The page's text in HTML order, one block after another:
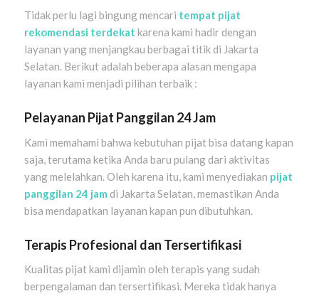
Tidak perlu lagi bingung mencari tempat pijat
rekomendasi terdekat karena kami hadir dengan
layanan yang menjangkau berbagai titik di Jakarta
Selatan. Berikut adalah beberapa alasan mengapa
layanan kami menjadi pilihan terbaik :
Pelayanan Pijat Panggilan 24 Jam
Kami memahami bahwa kebutuhan pijat bisa datang kapan
saja, terutama ketika Anda baru pulang dari aktivitas
yang melelahkan. Oleh karena itu, kami menyediakan pijat
panggilan 24 jam di Jakarta Selatan, memastikan Anda
bisa mendapatkan layanan kapan pun dibutuhkan.
Terapis Profesional dan Tersertifikasi
Kualitas pijat kami dijamin oleh terapis yang sudah
berpengalaman dan tersertifikasi. Mereka tidak hanya